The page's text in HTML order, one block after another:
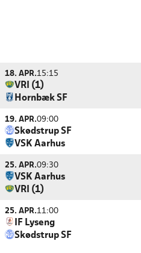
18. APR.15:15
VRI (1)
Hornbæk SF
19. APR.09:00
Skødstrup SF
VSK Aarhus
25. APR.09:30
VSK Aarhus
VRI (1)
25. APR.11:00
IF Lyseng
Skødstrup SF